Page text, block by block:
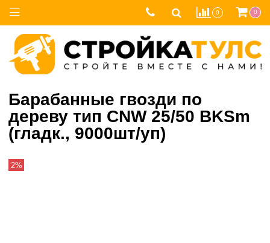
0 0
Барабанные гвозди по
дереву тип CNW 25/50 BKSm
(гладк., 9000шт/уп)
2%